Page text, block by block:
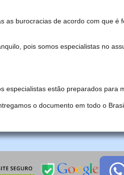
burocracias de acordo com que
pois somos especialistas no
estão preparados para
o documento em todo o